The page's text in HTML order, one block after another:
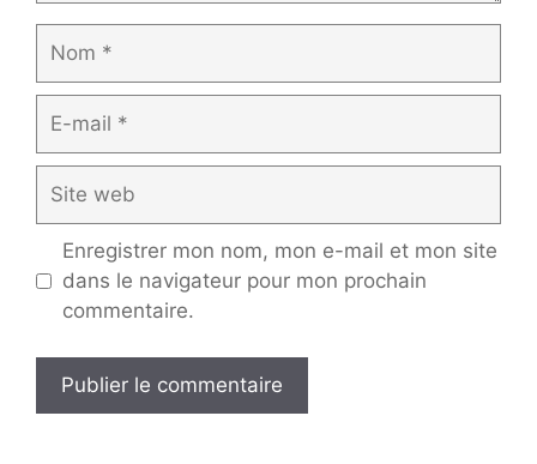
mail
web
Enregistrer mon nom, mon e-mail et mon site
dans le navigateur pour mon prochain
commentaire.